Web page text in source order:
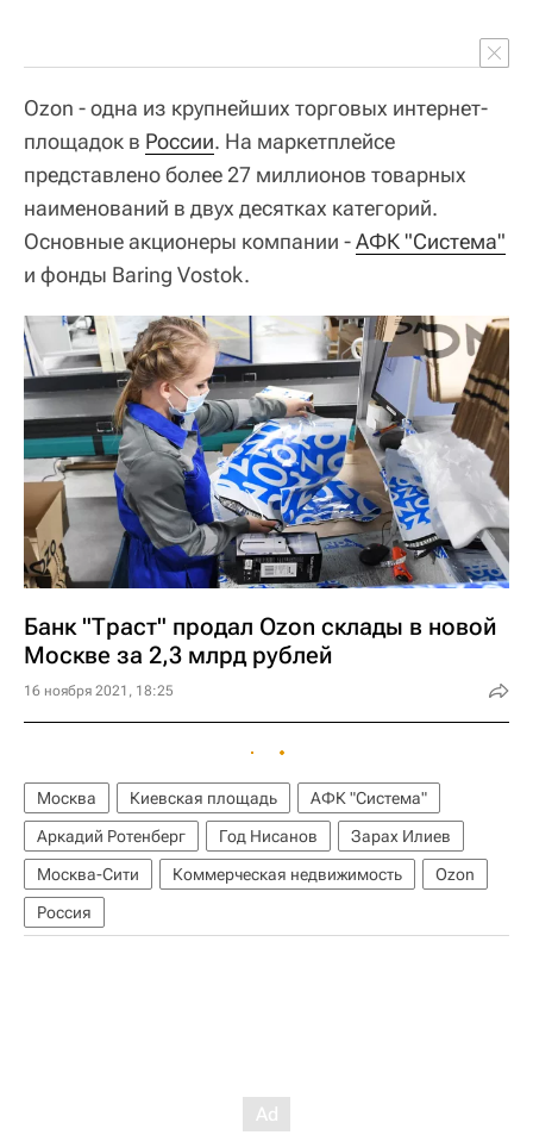
Ozon - одна из крупнейших торговых интернет-
площадок в России. На маркетплейсе
представлено более 27 миллионов товарных
наименований в двух десятках категорий.
Основные акционеры компании -АФК "Система"
и фонды Baring Vostok.
Банк "Траст" продал Ozon склады в новой
Москве за 2,3 млрд рублей
16 ноября 2021, 18:25
Москва Киевская площадь
АФК "Система"
Аркадий Ротенберг
Год Нисанов
Зарах Илиев
Москва-Сити
Коммерческая недвижимость
Ozon
Россия